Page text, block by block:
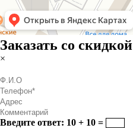
Заказать со скидкой
×
Введите ответ: 10 + 10 =